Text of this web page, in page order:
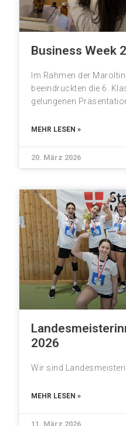
Business Week
Im Rahmen der
beeindruckten die 6.
gelungenen
MEHR LESEN »
20. März 2026
2026
Wir sind
MEHR LESEN »
11. März 2026